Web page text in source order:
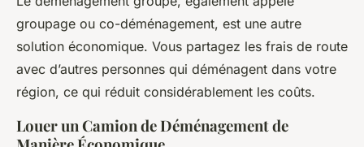
groupage ou co-déménagement, est une autre
solution économique. Vous partagez les frais de route
avec d’autres personnes qui déménagent dans votre
région, ce qui réduit considérablement les coûts.
Louer un Camion de Déménagement de